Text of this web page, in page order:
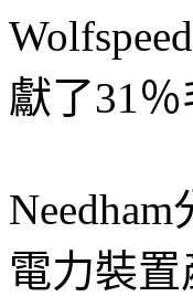
獻了31
電力裝